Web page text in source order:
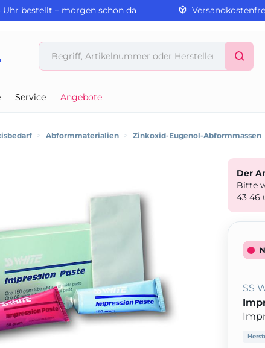
Uhr bestellt – morgen schon da
Service Angebote
> Abformmaterialien > Zinkoxid-Eugenol-Abformmassen
Der
Bitte
43 46
SS